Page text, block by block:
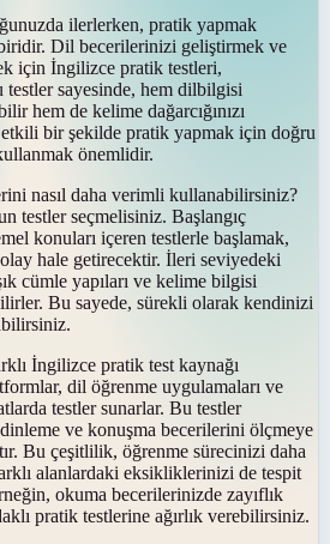
ilerlerken, pratik yapmak
biridir. Dil becerilerinizi geliştirmek ve
için İngilizce pratik testleri,
testler sayesinde, hem dilbilgisi
hem de kelime dağarcığınızı
bir şekilde pratik yapmak için doğru
önemlidir.
nasıl daha verimli kullanabilirsiniz?
testler seçmelisiniz. Başlangıç
konuları içeren testlerle başlamak,
hale getirecektir. İleri seviyedeki
cümle yapıları ve kelime bilgisi
Bu sayede, sürekli olarak kendinizi
İngilizce pratik test kaynağı
dil öğrenme uygulamaları ve
testler sunarlar. Bu testler
ve konuşma becerilerini ölçmeye
Bu çeşitlilik, öğrenme sürecinizi daha
alanlardaki eksikliklerinizi de tespit
okuma becerilerinizde zayıflık
pratik testlerine ağırlık verebilirsiniz.